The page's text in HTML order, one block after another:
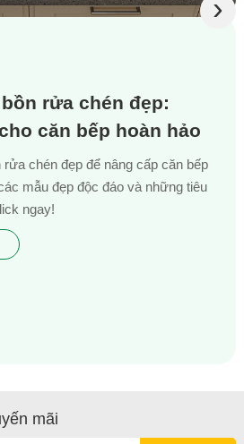
rửa chén đẹp:
căn bếp hoàn hảo
chén đẹp để nâng cấp căn bếp
mẫu đẹp độc đáo và những tiêu
ngay!
›
mãi